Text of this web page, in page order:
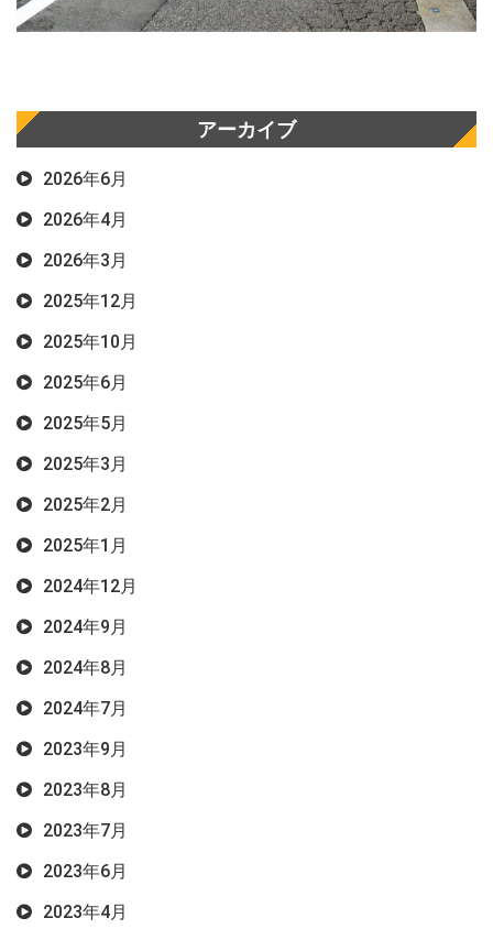
アーカイブ
2026年6月
2026年4月
2026年3月
2025年12月
2025年10月
2025年6月
2025年5月
2025年3月
2025年2月
2025年1月
2024年12月
2024年9月
2024年8月
2024年7月
2023年9月
2023年8月
2023年7月
2023年6月
2023年4月